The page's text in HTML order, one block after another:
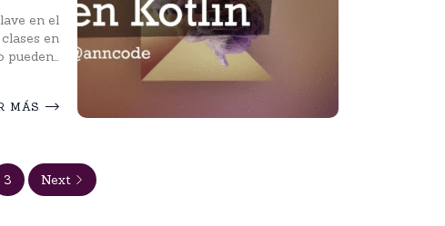
en el
en
MÁS
3 Next